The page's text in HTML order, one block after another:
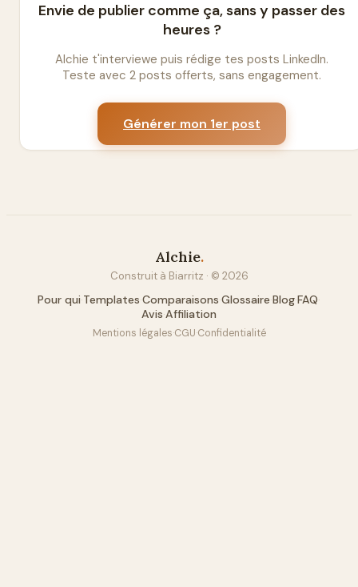
Envie de publier comme ça, sans y passer des
heures ?
Alchie t'interviewe puis rédige tes posts LinkedIn.
Teste avec 2 posts offerts, sans engagement.
Générer mon 1er post
Alchie.
Construit à Biarritz · © 2026
Pour qui·Templates·Comparaisons·Glossaire·Blog·FAQ·
Avis·Affiliation
Mentions légales·CGU·Confidentialité